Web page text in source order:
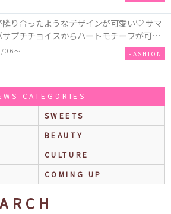
隣り合ったようなデザインが可愛い♡ サマ
サプチチョイスからハートモチーフが可愛
が発売！
06〜 FASHION
CATEGORIES
SWEETS
BEAUTY
CULTURE
COMING UP